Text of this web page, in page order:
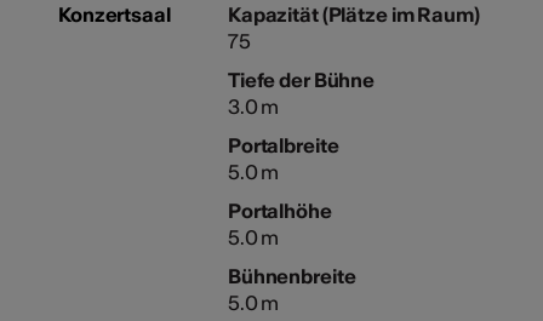
Konzertsaal
Kapazität (Plätze im Raum)
75
Tiefe der Bühne
3.0 m
Portalbreite
5.0 m
Portalhöhe
5.0 m
Bühnenbreite
5.0 m